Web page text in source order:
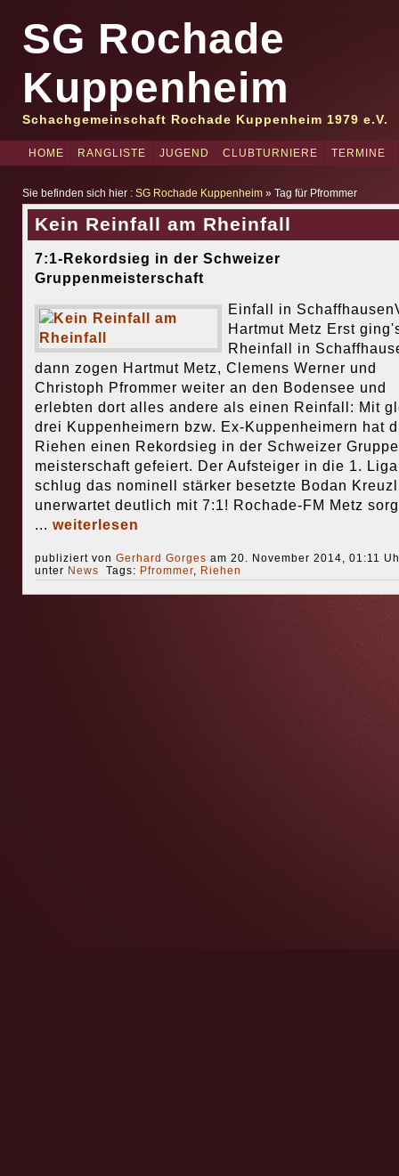
SG Rochade
Kuppenheim
Schachgemeinschaft Rochade Kuppenheim 1979 e.V.
HOME RANGLISTE JUGEND CLUBTURNIERE TERMINE
Sie befinden sich hier : SG Rochade Kuppenheim» Tag für Pfrommer
Kein Reinfall am Rheinfall
7:1-Rekordsieg in der Schweizer
Gruppenmeisterschaft
Einfall in
Hartmut Metz Erst
Rheinfall in
dann zogen Hartmut Metz, Clemens Werner und
Christoph Pfrommer weiter an den Bodensee und
erlebten dort alles andere als einen Reinfall: Mit
drei Kuppenheimern bzw. Ex-Kuppenheimern hat
Riehen einen Rekordsieg in der Schweizer
meisterschaft gefeiert. Der Aufsteiger in die 1. Liga
schlug das nominell stärker besetzte Bodan
unerwartet deutlich mit 7:1! Rochade-FM Metz
... weiterlesen
publiziert von Gerhard Gorges am 20. November 2014, 01:11
unter News Tags: Pfrommer, Riehen